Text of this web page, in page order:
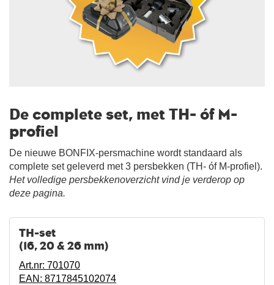
De complete set, met TH- óf M-
profiel
De nieuwe BONFIX-persmachine wordt standaard als
complete set geleverd met 3 persbekken (TH- óf M-profiel).
Het volledige persbekkenoverzicht vind je verderop op
deze pagina.
TH-set
(16, 20 & 26 mm)
Art.nr: 701070
EAN: 8717845102074